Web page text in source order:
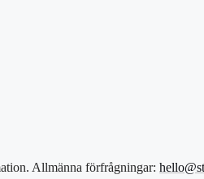
Allmänna förfrågningar: